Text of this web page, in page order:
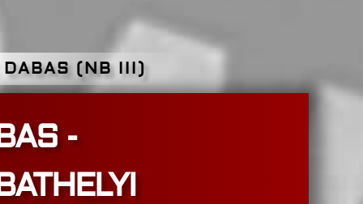
DABAS (NB III)
-